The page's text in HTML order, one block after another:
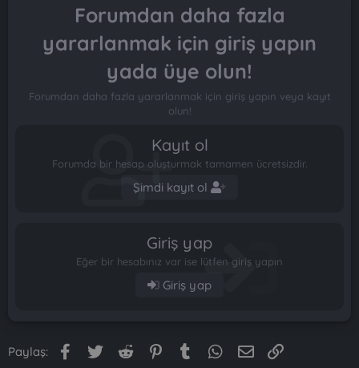
Forumdan daha fazla
yararlanmak için giriş yapın
yada üye olun!
Forumdan daha fazla yararlanmak için giriş yapın veya kayıt
olun!
Kayıt ol
Forumda bir hesap oluşturmak tamamen ücretsizdir.
Şimdi kayıt ol
Giriş yap
Eğer bir hesabınız var ise lütfen giriş yapın
Giriş yap
Paylaş: Facebook
Twitter Reddit PinterestTumblr WhatsApp
E-posta